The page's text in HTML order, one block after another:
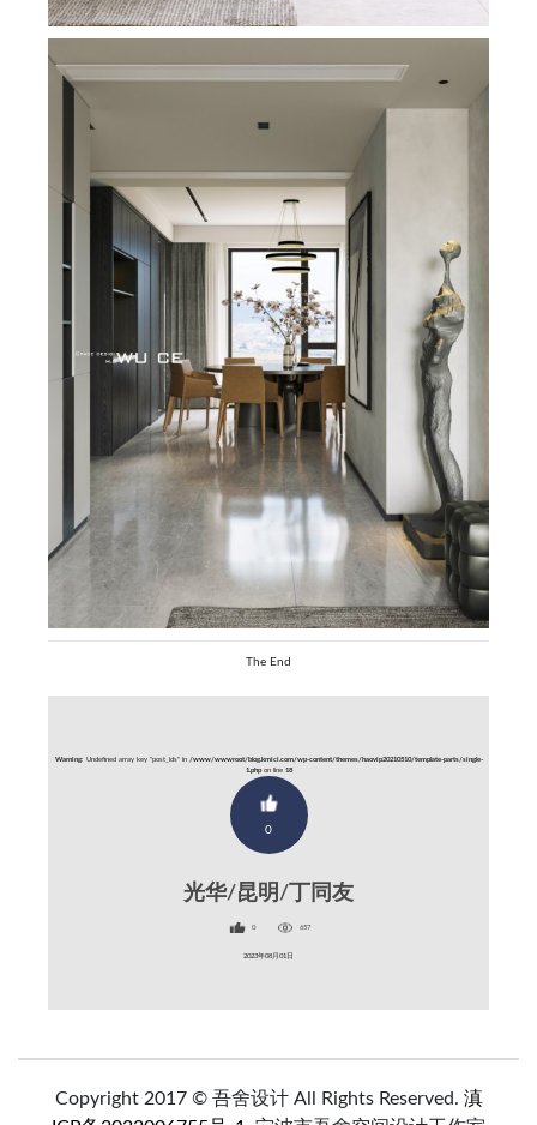
The End
Warning: Undefined array key "post_ids" in /www/wwwroot/blog.kmici.com/wp-content/themes/haovip20210510/template-parts/single-
1.phpon line 18
0
光华/昆明/丁同友
0 657
2023年08月01日
Copyright 2017 © 吾舍设计 All Rights Reserved. 滇